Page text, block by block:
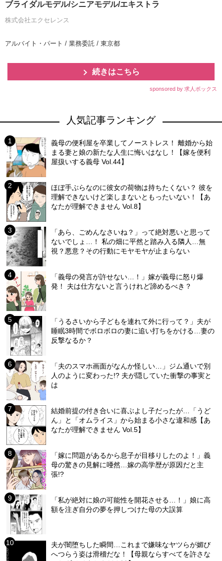
ブライダルモデル/シニアモデル/エキストラ
株式会社エクセレンス
アルバイト・パート / 業務委託 / 東京都
続きはこちら
sponsored by 求人ボックス
人気記事ランキング
義母の便利屋を卒業してノーストレス！ 離婚から始
まる妻と娘の新たな人生に悔いはなし！【嫁を便利
屋扱いする義母 Vol.44】
ほぼ手ぶらなのに彼女の荷物は持ちたくない？ 彼を
理解できないけど楽しまないともったいない！【あ
なたが理解できません Vol.8】
「あら、ごめんなさいね？」って絶対悪いと思って
ないでしょ…！ 私の畑に平然と踏み入る隣人…無
視？悪意？その行動にモヤモヤが止まらない
「義母の発言が許せない…！」嫁が義母に怒り爆
発！ 夫は仕方ないと言うけれど諦めるべき？
「うるさいから子どもを連れて外に行って？」夫が
睡眠3時間でボロボロの妻に追い打ちをかける…妻の
反撃なるか？
「夫のスマホ画面がなんか怪しい…」ジム通いで別
人のように変わった!? 夫が隠していた衝撃の事実と
は
結婚前提の付き合いに喜ぶよし子だったが…「うど
ん」と「オムライス」から始まる小さな違和感【あ
なたが理解できません Vol.5】
「嫁に問題があるから息子が目移りしたのよ！」義
母の驚きの見解に唖然…嫁の高学歴が原因だと主
張!?
「私が絶対に娘の可能性を開花させる…！」娘に高
額を注ぎ自分の夢を押しつけた母の大誤算
夫が闇堕ちした瞬間…これまで嫌味なヤツらが媚び
へつらう姿は滑稽だな！【母親ならすべてを許さな